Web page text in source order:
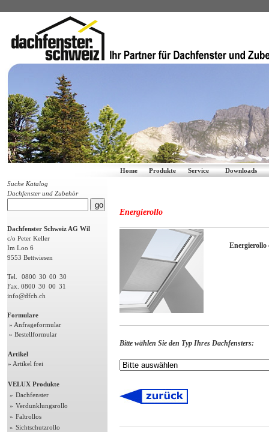
Home Produkte Service
Downloads
Suche Katalog
Dachfenster und Zubehör
Dachfenster Schweiz AG Wil
c/o Peter Keller
Im Loo 6
9553 Bettwiesen
Tel. 0800 30 00 30
Fax. 0800 30 00 31
info@dfch.ch
Formulare
» Anfrageformular
» Bestellformular
Artikel
» Artikel frei
VELUX Produkte
» Dachfenster
» Verdunklungsrollo
» Faltrollos
» Sichtschutzrollo
Energierollo
Energierollo
Bitte wählen Sie den Typ Ihres Dachfensters: